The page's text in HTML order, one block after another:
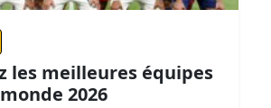
les meilleures équipes
2026